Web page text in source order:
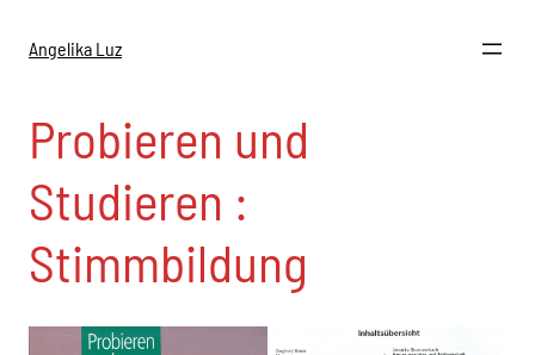
InhaltAngelika Luz
Probieren und
Studieren :
Stimmbildung